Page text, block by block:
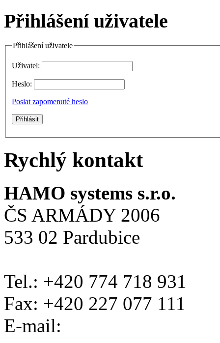
Přihlášení uživatele
Přihlášení uživatele
Uživatel:
Heslo:
Poslat zapomenuté heslo
Rychlý kontakt
HAMO systems s.r.o.
ČS ARMÁDY 2006
533 02 Pardubice
Tel.: +420 774 718 931
Fax: +420 227 077 111
E-mail: